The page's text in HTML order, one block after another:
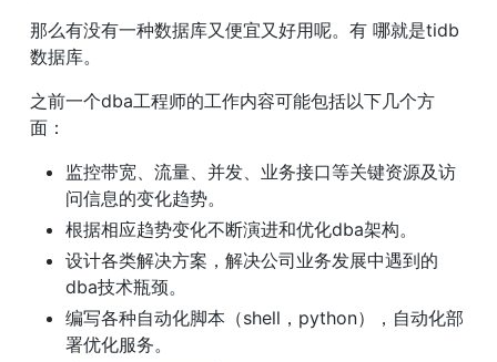
那么有没有一种数据库又便宜又好用呢。有 哪就是tidb
数据库。
之前一个dba工程师的工作内容可能包括以下几个方
面：
监控带宽、流量、并发、业务接口等关键资源及访
问信息的变化趋势。
根据相应趋势变化不断演进和优化dba架构。
设计各类解决方案，解决公司业务发展中遇到的
dba技术瓶颈。
编写各种自动化脚本（shell，python），自动化部
署优化服务。